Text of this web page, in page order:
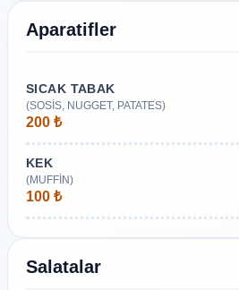
Aparatifler
SICAK TABAK
(SOSİS, NUGGET, PATATES)
200 ₺
KEK
(MUFFİN)
100 ₺
Salatalar